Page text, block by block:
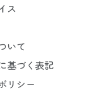
ス
いて
基づく表記
リシー